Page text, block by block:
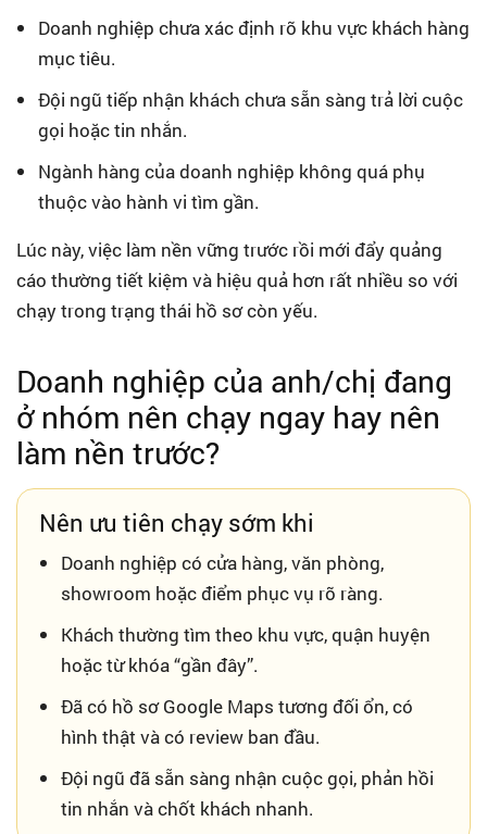
Doanh nghiệp chưa xác định rõ khu vực khách hàng
mục tiêu.
Đội ngũ tiếp nhận khách chưa sẵn sàng trả lời cuộc
gọi hoặc tin nhắn.
Ngành hàng của doanh nghiệp không quá phụ
thuộc vào hành vi tìm gần.
Lúc này, việc làm nền vững trước rồi mới đẩy quảng
cáo thường tiết kiệm và hiệu quả hơn rất nhiều so với
chạy trong trạng thái hồ sơ còn yếu.
Doanh nghiệp của anh/chị đang
ở nhóm nên chạy ngay hay nên
làm nền trước?
Nên ưu tiên chạy sớm khi
Doanh nghiệp có cửa hàng, văn phòng,
showroom hoặc điểm phục vụ rõ ràng.
Khách thường tìm theo khu vực, quận huyện
hoặc từ khóa “gần đây”.
Đã có hồ sơ Google Maps tương đối ổn, có
hình thật và có review ban đầu.
Đội ngũ đã sẵn sàng nhận cuộc gọi, phản hồi
tin nhắn và chốt khách nhanh.